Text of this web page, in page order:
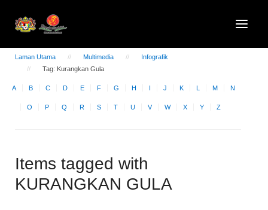
Laman Utama Multimedia
Infografik
Tag: Kurangkan Gula
A B C D E F G H I J K L M N
O P Q R S T U V W X Y Z
Items tagged with
KURANGKAN GULA